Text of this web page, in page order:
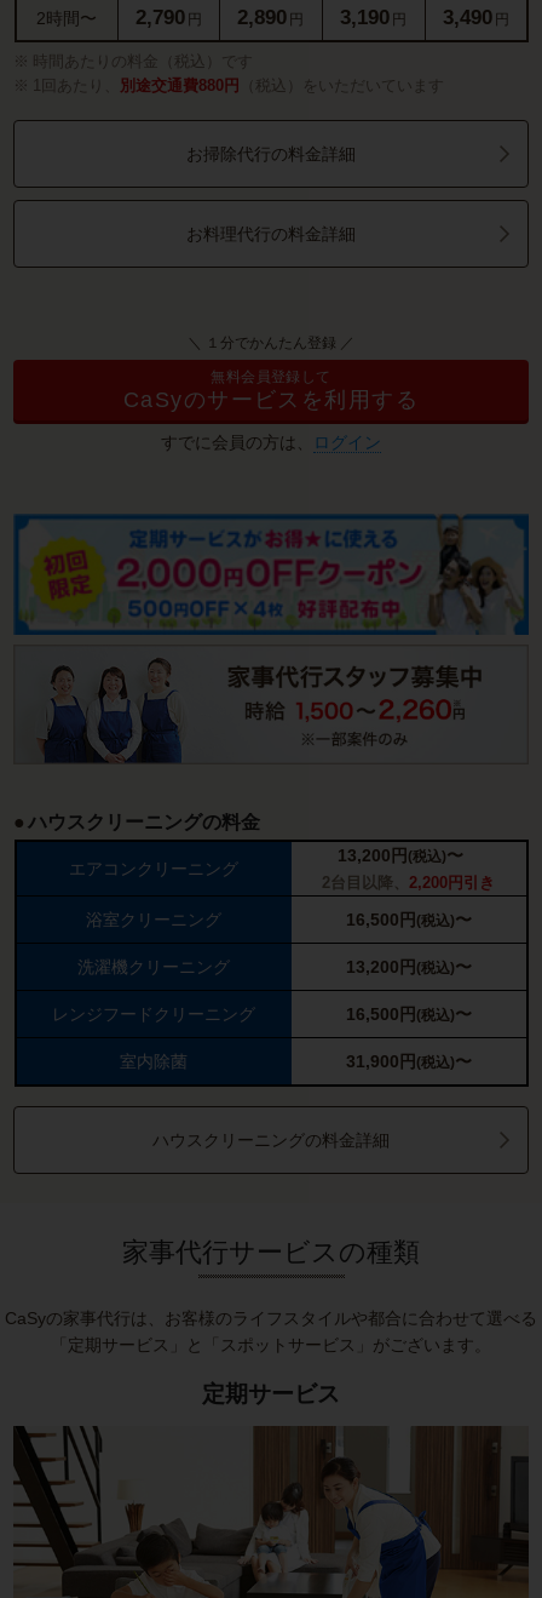
2時間〜 2,790 円 2,890 円 3,190 円 3,490 円
時間あたりの料金（税込）です
1回あたり、
別途交通費880円 （税込）をいただいています
お掃除代行の料金詳細
お料理代行の料金詳細
＼ １分でかんたん登録 ／
無料会員登録して
CaSyのサービスを利用する
すでに会員の方は、 ログイン
ハウスクリーニングの料金
エアコンクリーニング
13,200 円 (税込)〜
2台目以降、 2,200円引き
浴室クリーニング 16,500 円 (税込)〜
洗濯機クリーニング 13,200 円 (税込)〜
レンジフードクリーニング 16,500 円 (税込)〜
室内除菌 31,900 円 (税込)〜
ハウスクリーニングの料金詳細
家事代行サービスの種類
CaSyの家事代行は、お客様のライフスタイルや都合に合わせて選べる
「定期サービス」と「スポットサービス」がございます。
定期サービス